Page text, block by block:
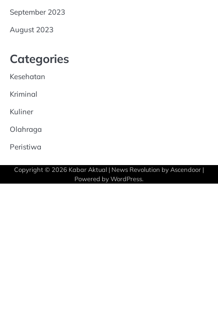
September 2023
August 2023
Categories
Kesehatan
Kriminal
Kuliner
Olahraga
Peristiwa
Copyright © 2026 Kabar Aktual | News Revolution by Ascendoor |
Powered byWordPress.